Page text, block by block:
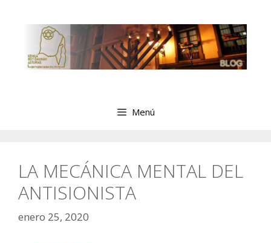
contenido
Menú
LA MECÁNICA MENTAL DEL
ANTISIONISTA
enero 25, 2020